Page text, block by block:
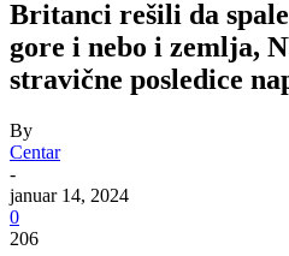
Britanci rešili da
gore i nebo i zemlja,
stravične posledice
By
Centar
-
januar 14, 2024
0
206